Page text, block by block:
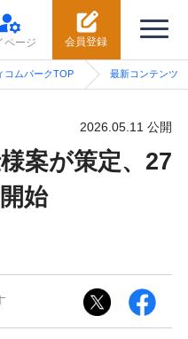
会員登録
ページ
コムパークTOP 最新コンテンツ
2026.05.11 公開
案が策定、27
始